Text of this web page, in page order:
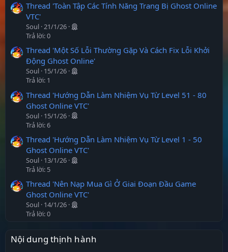
Thread 'Toàn Tập Các Tính Năng Trang Bị Ghost Online
VTC'
Soul 21/1/26
Trả lời: 0
Thread 'Một Số Lỗi Thường Gặp Và Cách Fix Lỗi Khởi
Động Ghost Online'
Soul 15/1/26
Trả lời: 1
Thread 'Hướng Dẫn Làm Nhiệm Vụ Từ Level 51 - 80
Ghost Online VTC'
Soul 15/1/26
Trả lời: 6
Thread 'Hướng Dẫn Làm Nhiệm Vụ Từ Level 1 - 50
Ghost Online VTC'
Soul 13/1/26
Trả lời: 5
Thread 'Nên Nạp Mua Gì Ở Giai Đoạn Đầu Game
Ghost Online VTC'
Soul 14/1/26
Trả lời: 0
Nội dung thịnh hành